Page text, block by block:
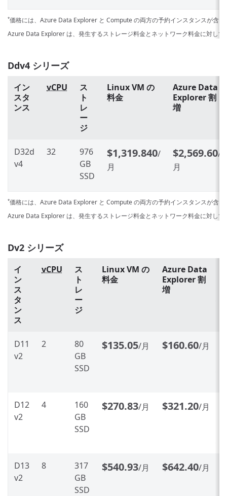
*価格には、Azure Data Explorer と Compute の両方の予約インスタンスが含ま
Azure Data Explorer は、発生するストレージ料金とネットワーク料金に対して
Ddv4 シリーズ
イン
スタ
ンス
vCPU
ス
ト
レ
ー
ジ
Linux VM の
料金
Azure Data
Explorer 割
増
D32d
v4
32
976
GB
SSD
$1,319.840/
月
$2,569.60/
月
*価格には、Azure Data Explorer と Compute の両方の予約インスタンスが含ま
Azure Data Explorer は、発生するストレージ料金とネットワーク料金に対して
Dv2 シリーズ
イ
ン
ス
タ
ン
ス
vCPU
ス
ト
レ
ー
ジ
Linux VM の
料金
Azure Data
Explorer 割
増
D11
v2
2
80
GB
SSD
$135.05/月 $160.60/月
D12
v2
4
160
GB
SSD
$270.83/月 $321.20/月
D13
v2
8
317
GB
SSD
$540.93/月 $642.40/月